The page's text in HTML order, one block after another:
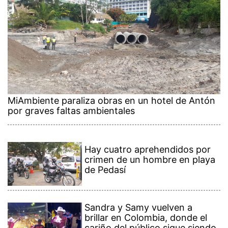
MiAmbiente paraliza obras en un hotel de Antón
por graves faltas ambientales
Hay cuatro aprehendidos por
crimen de un hombre en playa
de Pedasí
Sandra y Samy vuelven a
brillar en Colombia, donde el